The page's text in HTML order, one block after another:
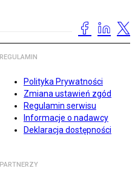
REGULAMIN
Polityka Prywatności
Zmiana ustawień zgód
Regulamin serwisu
Informacje o nadawcy
Deklaracja dostępności
PARTNERZY